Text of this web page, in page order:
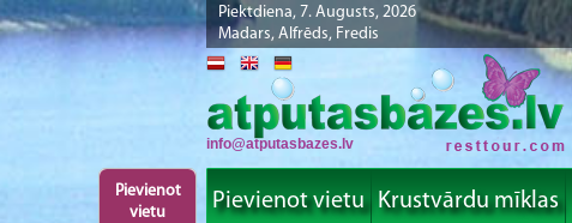
Piektdiena, 7. Augusts, 2026
Madars, Alfrēds, Fredis
Pievienot
vietu
info@atputasbazes.lv
Pievienot vietu Krustvārdu mīklas